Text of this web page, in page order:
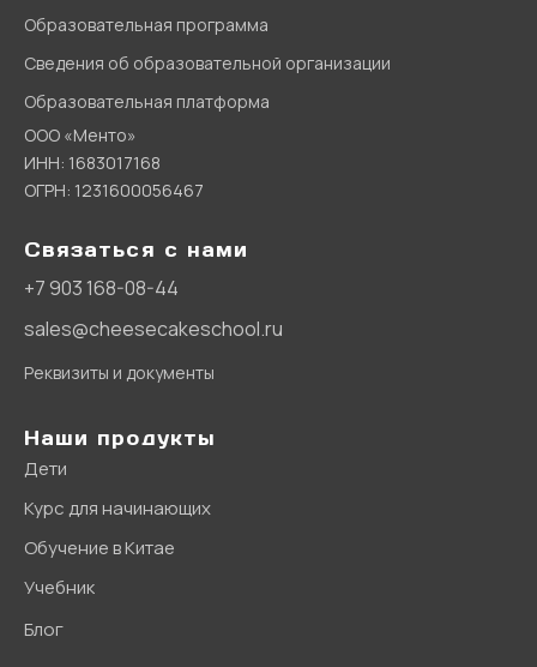
Образовательная программа
Сведения об образовательной организации
Образовательная платформа
ООО «Менто»
ИНН: 1683017168
ОГРН: 1231600056467
Связаться с нами
+7 903 168-08-44
sales@cheesecakeschool.ru
Реквизиты и документы
Наши продукты
Дети
Курс для начинающих
Обучение в Китае
Учебник
Блог